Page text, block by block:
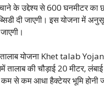
के उद्देश्य से 600 घनमीटर का
दी जाएगी। इस योजना में
योजना Khet talab
तालाब की चौड़ाई 20 मीटर,
कम से कम आधा हैक्टेयर भूमि होनी